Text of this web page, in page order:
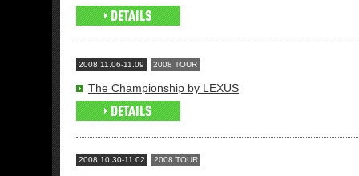
2008.11.06-11.09 2008 TOUR
The Championship by LEXUS
2008.10.30-11.02 2008 TOUR